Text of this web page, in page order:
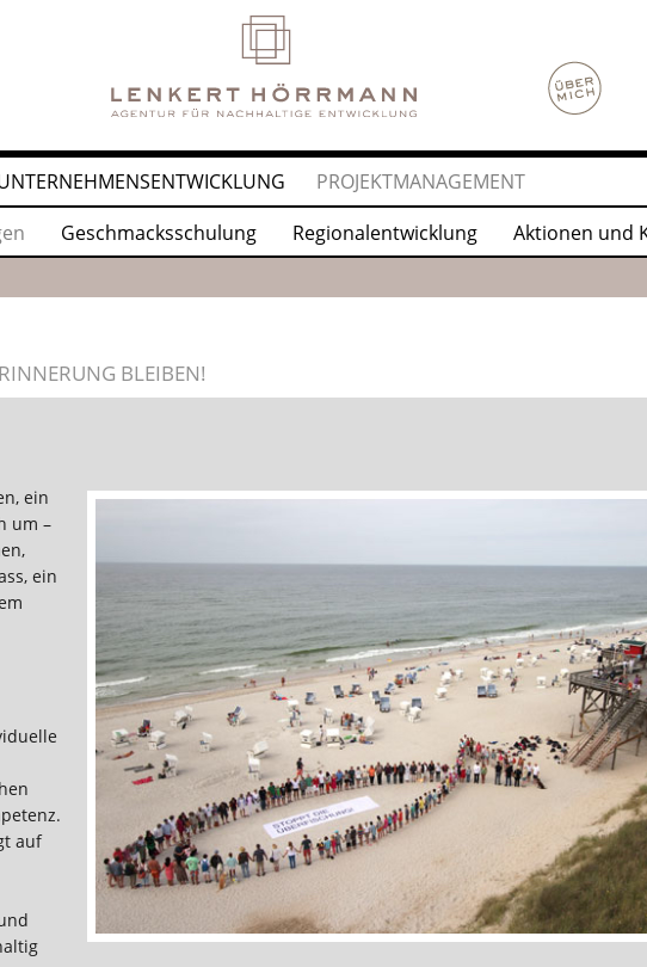
PROJEKTMANAGEMENT
Geschmacksschulung Regionalentwicklung Aktionen und
BLEIBEN!
ein
um –
ein
auf